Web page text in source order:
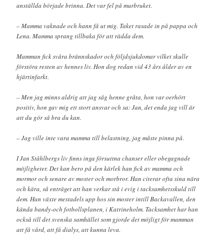
anställda började brinna. Det var fel på murbruket.
– Mamma vaknade och hann få ut mig. Taket rasade in på pappa och
Lena. Mamma sprang tillbaka för att rädda dem.
Mamman fick svåra brännskador och följdsjukdomar vilket skulle
förstöra resten av hennes liv. Hon dog redan vid 43 års ålder av en
hjärtinfarkt.
– Men jag minns aldrig att jag såg henne gråta, hon var oerhört
positiv, hon gav mig ett stort ansvar och sa: Jan, det enda jag vill är
att du gör så bra du kan.
– Jag ville inte vara mamma till belastning, jag måste pinna på.
I Jan Ståhlbergs liv finns inga försuttna chanser eller obegagnade
möjligheter. Det kan bero på den kärlek han fick av mamma och
mormor och senare av moster och morbror. Han citerar ofta sina nära
och kära, så enträget att han verkar stå i evig i tacksamhetsskuld till
dem. Han växte mestadels upp hos sin moster intill Backavallen, den
kända bandy-och fotbollsplanen, i Katrineholm. Tacksamhet har han
också till det svenska samhället som gjorde det möjligt för mamman
att få vård, att få dialys, att kunna leva.